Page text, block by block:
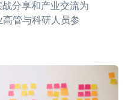
分享和产业交流为
管与科研人员参